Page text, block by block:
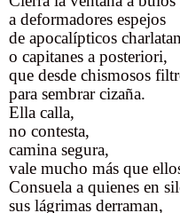
a deformadores espejos
de apocalípticos
o capitanes a posteriori,
que desde chismosos
para sembrar cizaña.
Ella calla,
no contesta,
camina segura,
vale mucho más que
Consuela a quienes en
sus lágrimas derraman,